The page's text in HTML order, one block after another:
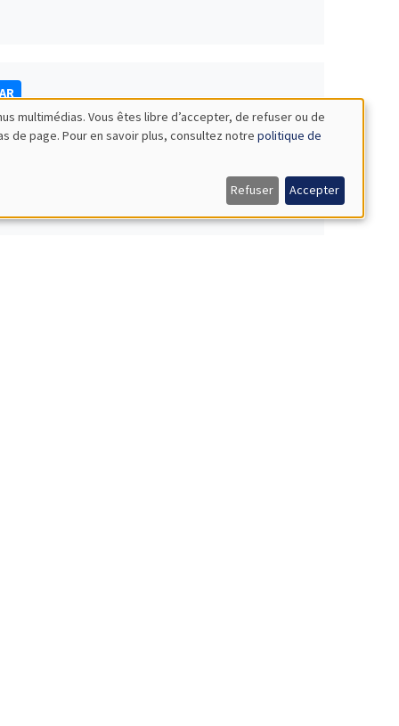
multimédias. Vous êtes libre d’accepter, de refuser ou de
de page. Pour en savoir plus, consultez notre politique de
Refuser Accepter